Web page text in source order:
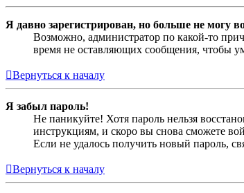
Я давно зарегистрирован, но больше не могу
Возможно, администратор по какой-то
время не оставляющих сообщения, чтобы
Вернуться к началу
Я забыл пароль!
Не паникуйте! Хотя пароль нельзя
инструкциям, и скоро вы снова сможете
Если не удалось получить новый пароль,
Вернуться к началу